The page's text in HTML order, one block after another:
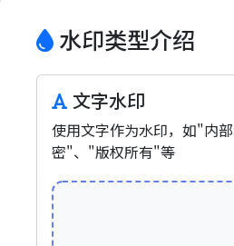
水印类型介绍
文字水印
使用文字作为水印，如"内
密"、"版权所有"等